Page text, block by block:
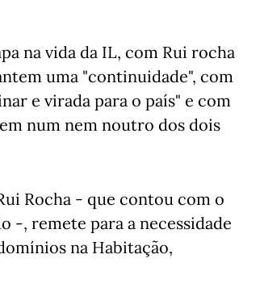
na vida da IL, com Rui rocha
uma "continuidade", com
e virada para o país" e com
num nem noutro dos dois
Rocha - que contou com o
-, remete para a necessidade
na Habitação,